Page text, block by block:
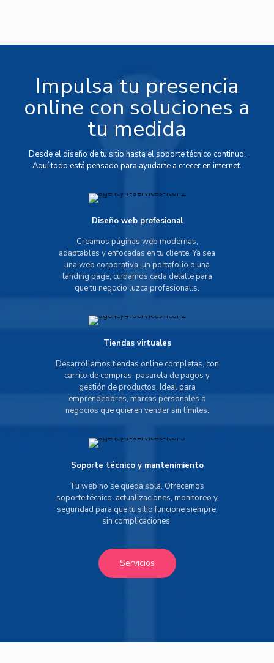
Impulsa tu presencia
online con soluciones a
tu medida
Desde el diseño de tu sitio hasta el soporte técnico continuo.
Aquí todo está pensado para ayudarte a crecer en internet.
Diseño web profesional
Creamos páginas web modernas,
adaptables y enfocadas en tu cliente. Ya sea
una web corporativa, un portafolio o una
landing page, cuidamos cada detalle para
que tu negocio luzca profesional.s.
Tiendas virtuales
Desarrollamos tiendas online completas, con
carrito de compras, pasarela de pagos y
gestión de productos. Ideal para
emprendedores, marcas personales o
negocios que quieren vender sin límites.
Soporte técnico y mantenimiento
Tu web no se queda sola. Ofrecemos
soporte técnico, actualizaciones, monitoreo y
seguridad para que tu sitio funcione siempre,
sin complicaciones.
Servicios